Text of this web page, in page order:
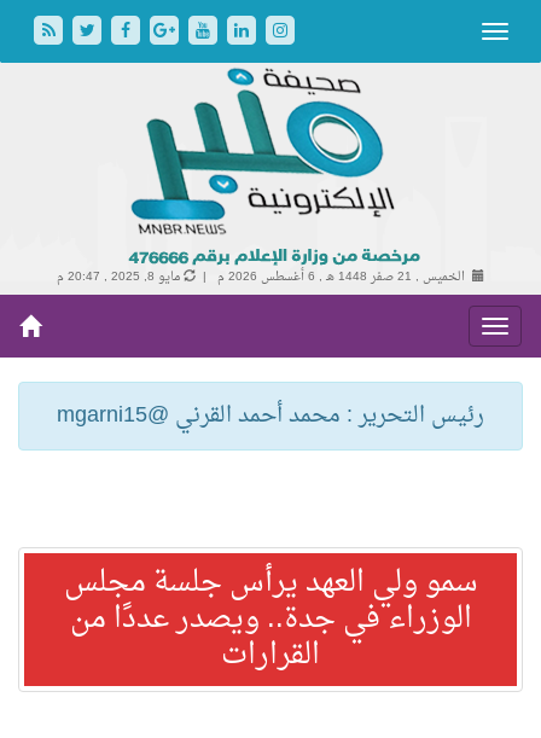
الخميس , 21 صفر 1448 هـ , 6 أغسطس 2026 م | مايو 8, 2025 , 20:47 م
رئيس التحرير : محمد أحمد القرني @mgarni15
سمو ولي العهد يرأس جلسة مجلس
الوزراء في جدة.. ويصدر عددًا من
القرارات